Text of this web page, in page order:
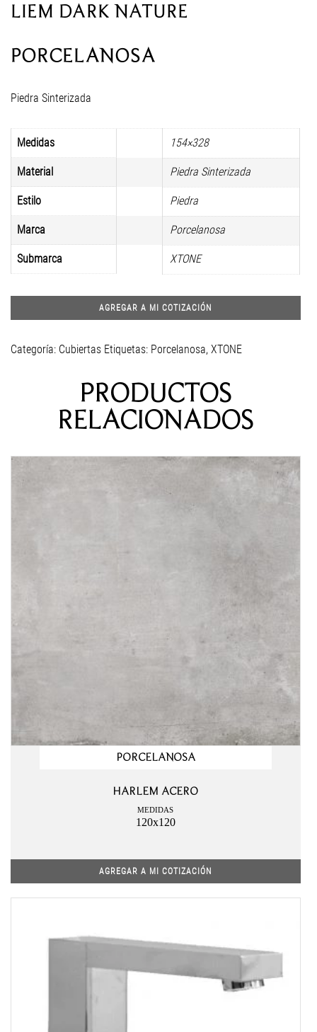
LIEM DARK NATURE
PORCELANOSA
Piedra Sinterizada
Medidas 154×328
Material Piedra Sinterizada
Estilo Piedra
Marca Porcelanosa
Submarca XTONE
AGREGAR A MI COTIZACIÓN
Categoría: Cubiertas Etiquetas: Porcelanosa, XTONE
PRODUCTOS
RELACIONADOS
PORCELANOSA
HARLEM ACERO
MEDIDAS
120x120
AGREGAR A MI COTIZACIÓN